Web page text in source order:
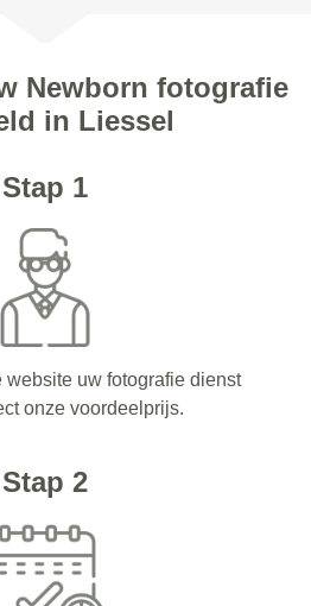
Newborn fotografie
in Liessel
Stap 1
website uw fotografie dienst
onze voordeelprijs.
Stap 2